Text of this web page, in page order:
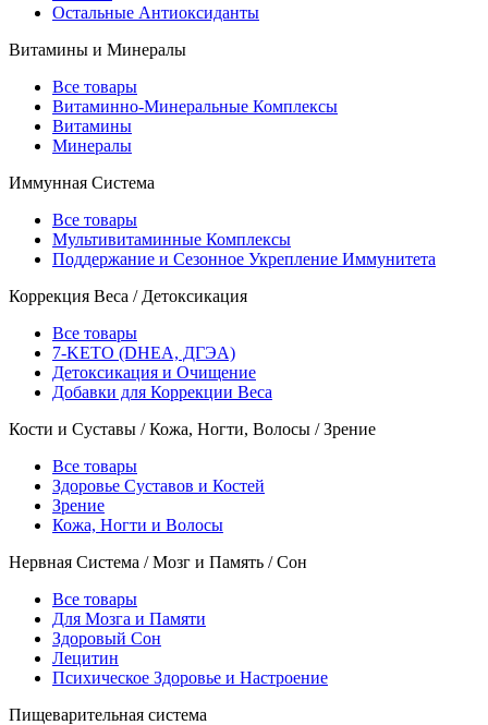
Остальные Антиоксиданты
Витамины и Минералы
Все товары
Витаминно-Минеральные Комплексы
Витамины
Минералы
Иммунная Система
Все товары
Мультивитаминные Комплексы
Поддержание и Сезонное Укрепление Иммунитета
Коррекция Веса / Детоксикация
Все товары
7-KETO (DHEA, ДГЭА)
Детоксикация и Очищение
Добавки для Коррекции Веса
Кости и Суставы / Кожа, Ногти, Волосы / Зрение
Все товары
Здоровье Суставов и Костей
Зрение
Кожа, Ногти и Волосы
Нервная Система / Мозг и Память / Сон
Все товары
Для Мозга и Памяти
Здоровый Сон
Лецитин
Психическое Здоровье и Настроение
Пищеварительная система